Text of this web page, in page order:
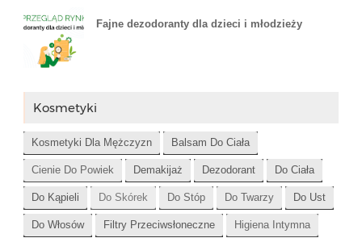
Fajne dezodoranty dla dzieci i młodzieży
Kosmetyki
Kosmetyki Dla Mężczyzn Balsam Do Ciała
Cienie Do Powiek Demakijaż Dezodorant Do Ciała
Do Kąpieli Do Skórek Do Stóp Do Twarzy Do Ust
Do Włosów Filtry Przeciwsłoneczne Higiena Intymna